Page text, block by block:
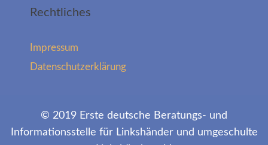
Rechtliches
Impressum
Datenschutzerklärung
© 2019 Erste deutsche Beratungs- und
Informationsstelle für Linkshänder und umgeschulte